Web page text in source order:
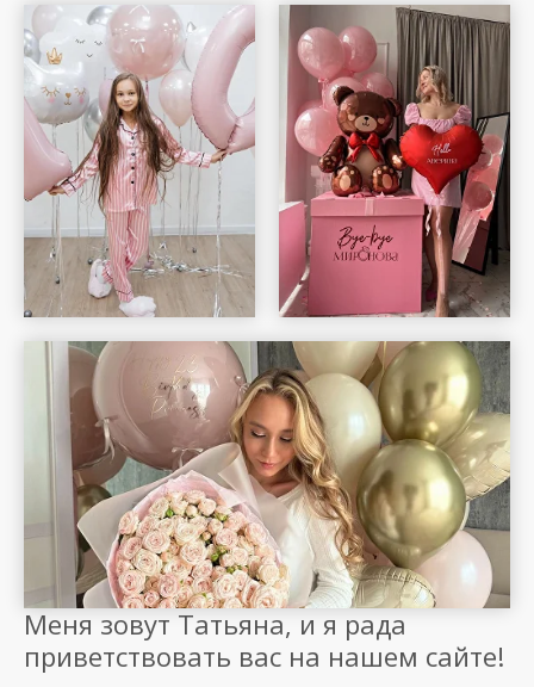
Меня зовут Татьяна, и я рада
приветствовать вас на нашем сайте!